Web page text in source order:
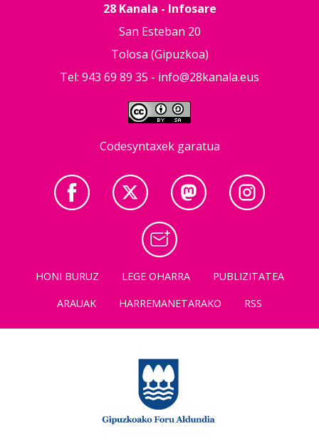
28 Kanala - Infosare
San Esteban 20
Tolosa (Gipuzkoa)
Tel: 943 69 89 35 - info@28kanala.eus
Codesyntaxek garatua
HONI BURUZ LEGE OHARRA
PUBLIZITATEA
ARAUAK
HARREMANETARAKO RSS